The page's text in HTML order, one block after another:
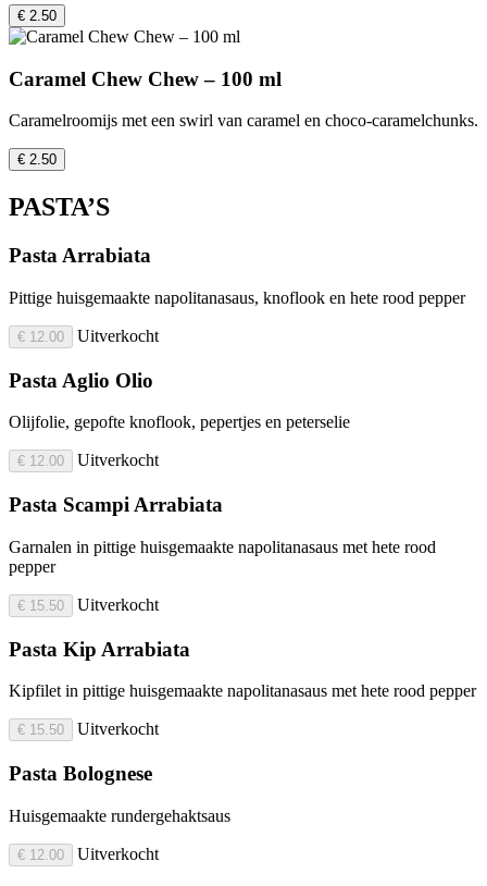
€ 2.50
Caramel Chew Chew – 100 ml
Caramelroomijs met een swirl van caramel en choco-caramelchunks.
€ 2.50
PASTA’S
Pasta Arrabiata
Pittige huisgemaakte napolitanasaus, knoflook en hete rood pepper
€ 12.00 Uitverkocht
Pasta Aglio Olio
Olijfolie, gepofte knoflook, pepertjes en peterselie
€ 12.00 Uitverkocht
Pasta Scampi Arrabiata
Garnalen in pittige huisgemaakte napolitanasaus met hete rood
pepper
€ 15.50 Uitverkocht
Pasta Kip Arrabiata
Kipfilet in pittige huisgemaakte napolitanasaus met hete rood pepper
€ 15.50 Uitverkocht
Pasta Bolognese
Huisgemaakte rundergehaktsaus
€ 12.00 Uitverkocht